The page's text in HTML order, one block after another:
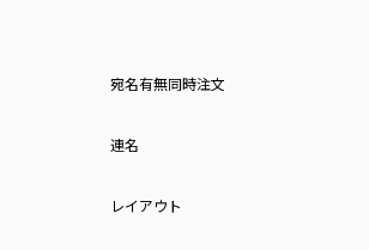
宛名有無同時注文
連名
レイアウト